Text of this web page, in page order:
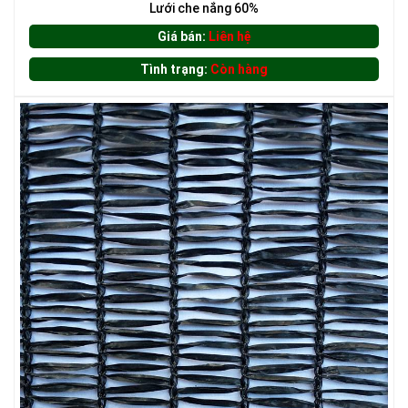
LƯỚI CHẮN ĐỘNG VẬT
LƯỚI CHẮN CHIM
Lưới che nắng 60%
Giá bán: Liên hệ
Tình trạng: Còn hàng